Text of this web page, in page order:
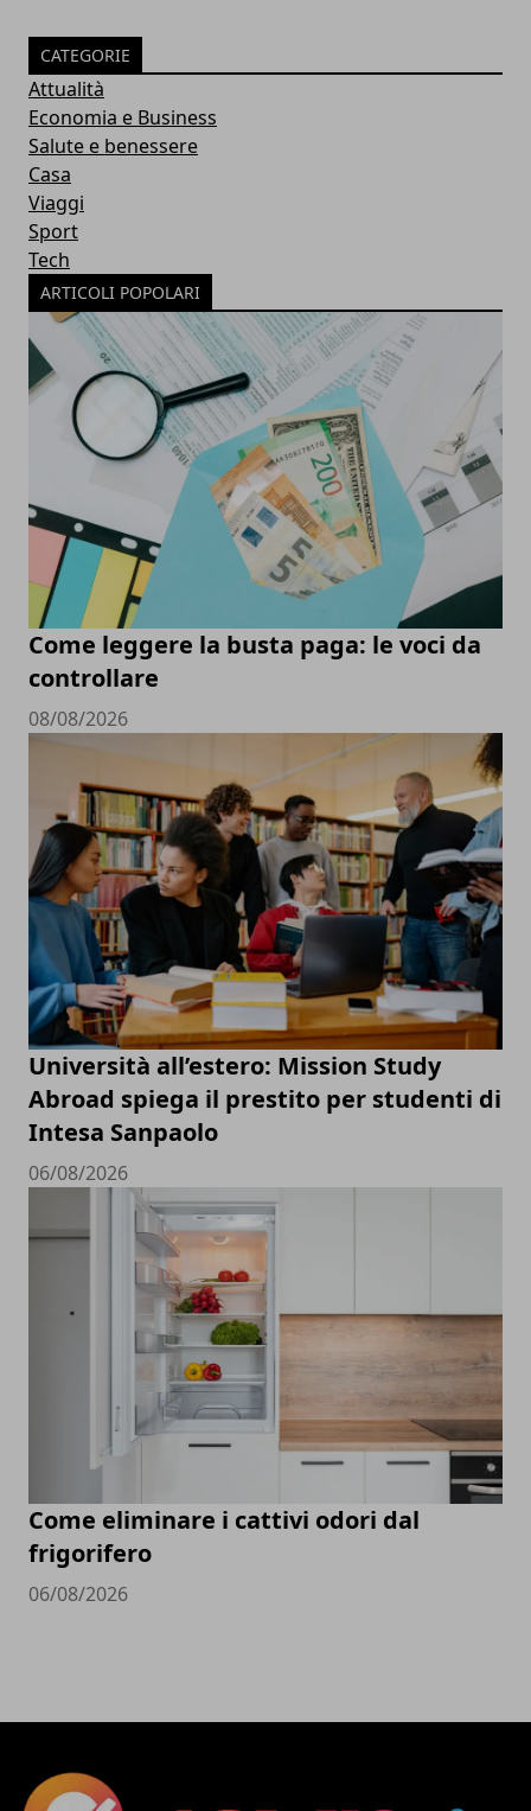
CATEGORIE
Attualità
Economia e Business
Salute e benessere
Casa
Viaggi
Sport
Tech
ARTICOLI POPOLARI
Come leggere la busta paga: le voci da
controllare
08/08/2026
Università all’estero: Mission Study
Abroad spiega il prestito per studenti di
Intesa Sanpaolo
06/08/2026
Come eliminare i cattivi odori dal
frigorifero
06/08/2026